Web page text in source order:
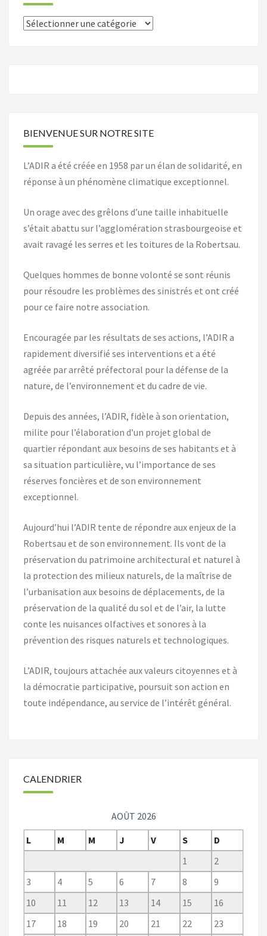
Catégories
BIENVENUE SUR NOTRE SITE
L’ADIR a été créée en 1958 par un élan de solidarité, en
réponse à un phénomène climatique exceptionnel.
Un orage avec des grêlons d’une taille inhabituelle
s’était abattu sur l’agglomération strasbourgeoise et
avait ravagé les serres et les toitures de la Robertsau.
Quelques hommes de bonne volonté se sont réunis
pour résoudre les problèmes des sinistrés et ont créé
pour ce faire notre association.
Encouragée par les résultats de ses actions, l’ADIR a
rapidement diversifié ses interventions et a été
agréée par arrêté préfectoral pour la défense de la
nature, de l’environnement et du cadre de vie.
Depuis des années, l’ADIR, fidèle à son orientation,
milite pour l’élaboration d’un projet global de
quartier répondant aux besoins de ses habitants et à
sa situation particulière, vu l’importance de ses
réserves foncières et de son environnement
exceptionnel.
Aujourd’hui l’ADIR tente de répondre aux enjeux de la
Robertsau et de son environnement. Ils vont de la
préservation du patrimoine architectural et naturel à
la protection des milieux naturels, de la maîtrise de
l’urbanisation aux besoins de déplacements, de la
préservation de la qualité du sol et de l’air, la lutte
conte les nuisances olfactives et sonores à la
prévention des risques naturels et technologiques.
L’ADIR, toujours attachée aux valeurs citoyennes et à
la démocratie participative, poursuit son action en
toute indépendance, au service de l’intérêt général.
CALENDRIER
AOÛT 2026
L
M M J V S
D
1
2
3
4 5 6 7 8
9
10
11 12 13 14 15
16
17
18 19 20 21 22
23